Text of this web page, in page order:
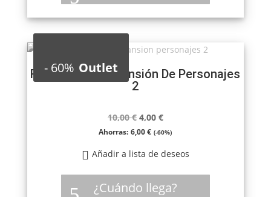
-60% Outlet
Rome & Roll: Expansión De Personajes
2
10,00€ El
precio
era:
10,00 €.
4,00 €El
precio
es:
4,00 €.
Ahorras: 6,00€ (-60%)
Añadir a lista de deseos
¿Cuándo llega?